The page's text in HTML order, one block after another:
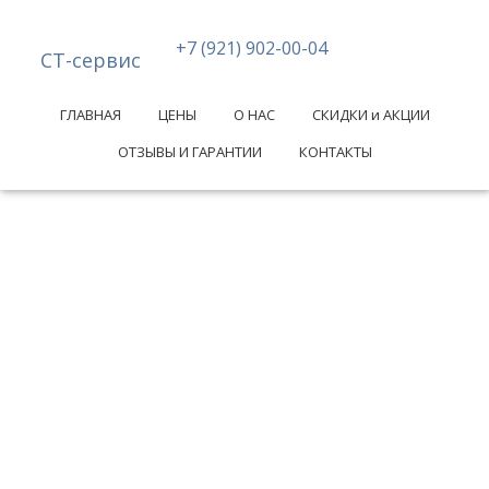
СТ-сервис +7 (921) 902-00-04
ГЛАВНАЯ ЦЕНЫ О НАС
СКИДКИ и АКЦИИ
ОТЗЫВЫ И ГАРАНТИИ
КОНТАКТЫ